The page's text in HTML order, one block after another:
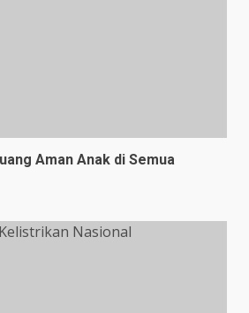
Aman Anak di Semua